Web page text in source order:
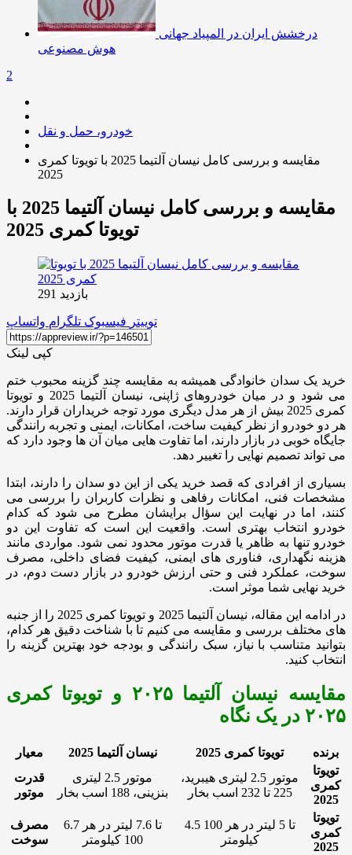
درخشش ایران در المپیاد جهانی
هوش مصنوعی
2
خودرو، حمل و نقل
مقایسه و بررسی کامل نیسان آلتیما 2025 با تویوتا کمری
2025
مقایسه و بررسی کامل نیسان آلتیما 2025 با
تویوتا کمری 2025
بازدید 291
توییتر فیسبوک تلگرام واتساپ
کپی لینک
خرید یک سدان خانوادگی همیشه به مقایسه چند گزینه محبوب ختم
می شود و در میان خودروهای ژاپنی، نیسان آلتیما 2025 و تویوتا
کمری 2025 بیش از هر مدل دیگری مورد توجه خریداران قرار دارند.
هر دو خودرو از نظر کیفیت ساخت، امکانات، ایمنی و تجربه رانندگی
جایگاه خوبی در بازار دارند، اما تفاوت هایی میان آن ها وجود دارد که
می تواند تصمیم نهایی را تغییر دهد.
بسیاری از افرادی که قصد خرید یکی از این دو سدان را دارند، ابتدا
مشخصات فنی، امکانات رفاهی و نظرات کاربران را بررسی می
کنند، اما در نهایت این سؤال برایشان مطرح می شود که کدام
خودرو انتخاب بهتری است. واقعیت این است که تفاوت این دو
خودرو تنها به ظاهر یا قدرت موتور محدود نمی شود. مواردی مانند
هزینه نگهداری، فناوری های ایمنی، کیفیت فضای داخلی، مصرف
سوخت، عملکرد فنی و حتی ارزش خودرو در بازار دست دوم، در
خرید نهایی شما موثر است.
در ادامه این مقاله، نیسان آلتیما 2025 و تویوتا کمری 2025 را از جنبه
های مختلف بررسی و مقایسه می کنیم تا با شناخت دقیق هر کدام،
بتوانید متناسب با نیاز، سبک رانندگی و بودجه خود بهترین گزینه را
انتخاب کنید.
مقایسه نیسان آلتیما ۲۰۲۵ و تویوتا کمری
۲۰۲۵ در یک نگاه
معیار نیسان آلتیما 2025 تویوتا کمری 2025
برنده
قدرت
موتور
موتور 2.5 لیتری
بنزینی، 188 اسب بخار
موتور 2.5 لیتری هیبرید،
225 تا 232 اسب بخار
تویوتا
کمری
2025
مصرف
سوخت
6.7 تا 7.6 لیتر در هر
100 کیلومتر
4.5 تا 5 لیتر در هر 100
کیلومتر
تویوتا
کمری
2025